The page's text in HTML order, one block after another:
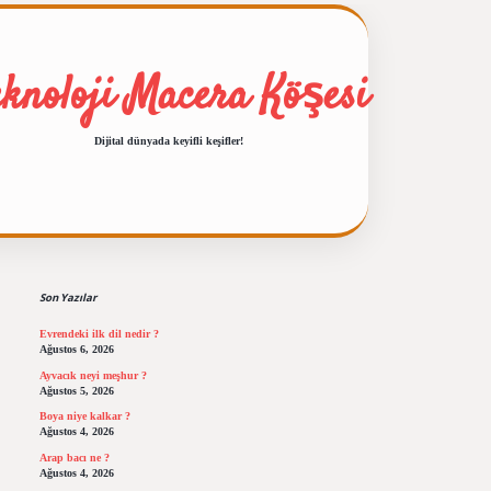
Macera Köşesi
Dijital dünyada keyifli keşifler!
Son Yazılar
Evrendeki ilk dil nedir ?
Ağustos 6, 2026
Ayvacık neyi meşhur ?
Ağustos 5, 2026
Boya niye kalkar ?
Ağustos 4, 2026
Arap bacı ne ?
Ağustos 4, 2026